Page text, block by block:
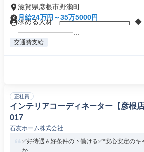
滋賀県彦根市野瀬町
月給24万円～35万5000円
求める人材: ┏━━━━━━━━━┓ ◆
━━━━━━━━...
交通費支給
正社員
インテリアコーディネーター【彦根
017
石友ホーム株式会社
✅好待遇＆好条件の下働ける✅*安心安定のキ
か